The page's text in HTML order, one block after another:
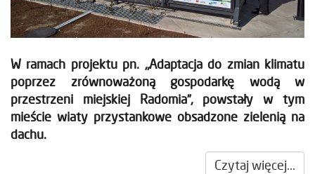
W ramach projektu pn. „Adaptacja do zmian klimatu
poprzez zrównoważoną gospodarkę wodą w
przestrzeni miejskiej Radomia”, powstały w tym
mieście wiaty przystankowe obsadzone zielenią na
dachu.
Czytaj więcej...